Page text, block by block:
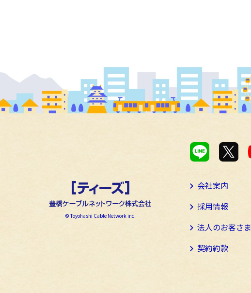
© Toyohashi Cable Network inc.
会社案内
採用情報
法人のお客さま
契約約款